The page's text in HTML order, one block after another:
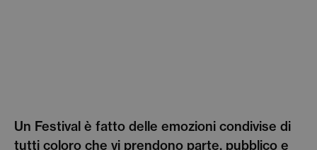
Un Festival è fatto delle emozioni condivise di
tutti coloro che vi prendono parte, pubblico e